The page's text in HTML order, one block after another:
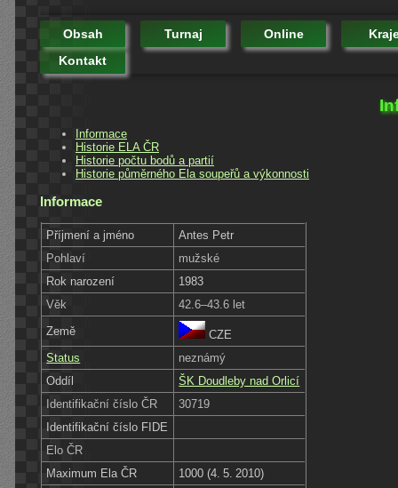
Obsah Turnaj Online
Kontakt
Informace
Historie ELA ČR
Historie počtu bodů a partií
Historie půměrného Ela soupeřů a výkonnosti
Informace
Příjmení a jméno
Antes Petr
Pohlaví
mužské
Rok narození
1983
Věk
42.6–43.6 let
Země
CZE
Status
neznámý
Oddíl
ŠK Doudleby nad Orlicí
Identifikační číslo ČR
30719
Identifikační číslo FIDE
Elo ČR
Maximum Ela ČR
1000 (4. 5. 2010)